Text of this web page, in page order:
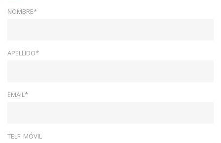
NOMBRE*
APELLIDO*
EMAIL*
TELF. MÓVIL